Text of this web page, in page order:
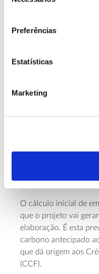
Preferências
Estatísticas
Marketing
condicionará o
de avaliação, o
sequestrador líquido,
Se esta “Bolsa” não
poderá ser
o seu termino, desde
Créditos de
O cálculo inicial de
que o projeto vai
elaboração. É esta
carbono antecipado
que dá origem aos
(CCF).